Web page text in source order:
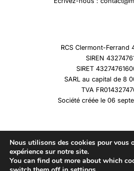
RCS Clermont-Ferrand
SIREN
SIRET
SARL au capital de 8
TVA
Société créée le 06
Copyright © 2026
Nous utilisons des cookies pour vous
expérience sur notre site.
You can find out more about which